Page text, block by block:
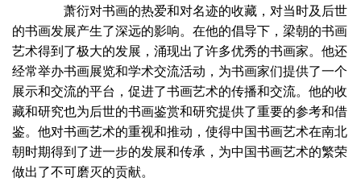
萧衍对书画的热爱和对名迹的收藏，对当时及后世
的书画发展产生了深远的影响。在他的倡导下，梁朝的书画
艺术得到了极大的发展，涌现出了许多优秀的书画家。他还
经常举办书画展览和学术交流活动，为书画家们提供了一个
展示和交流的平台，促进了书画艺术的传播和交流。他的收
藏和研究也为后世的书画鉴赏和研究提供了重要的参考和借
鉴。他对书画艺术的重视和推动，使得中国书画艺术在南北
朝时期得到了进一步的发展和传承，为中国书画艺术的繁荣
做出了不可磨灭的贡献。